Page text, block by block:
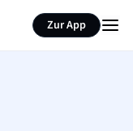
Zur App